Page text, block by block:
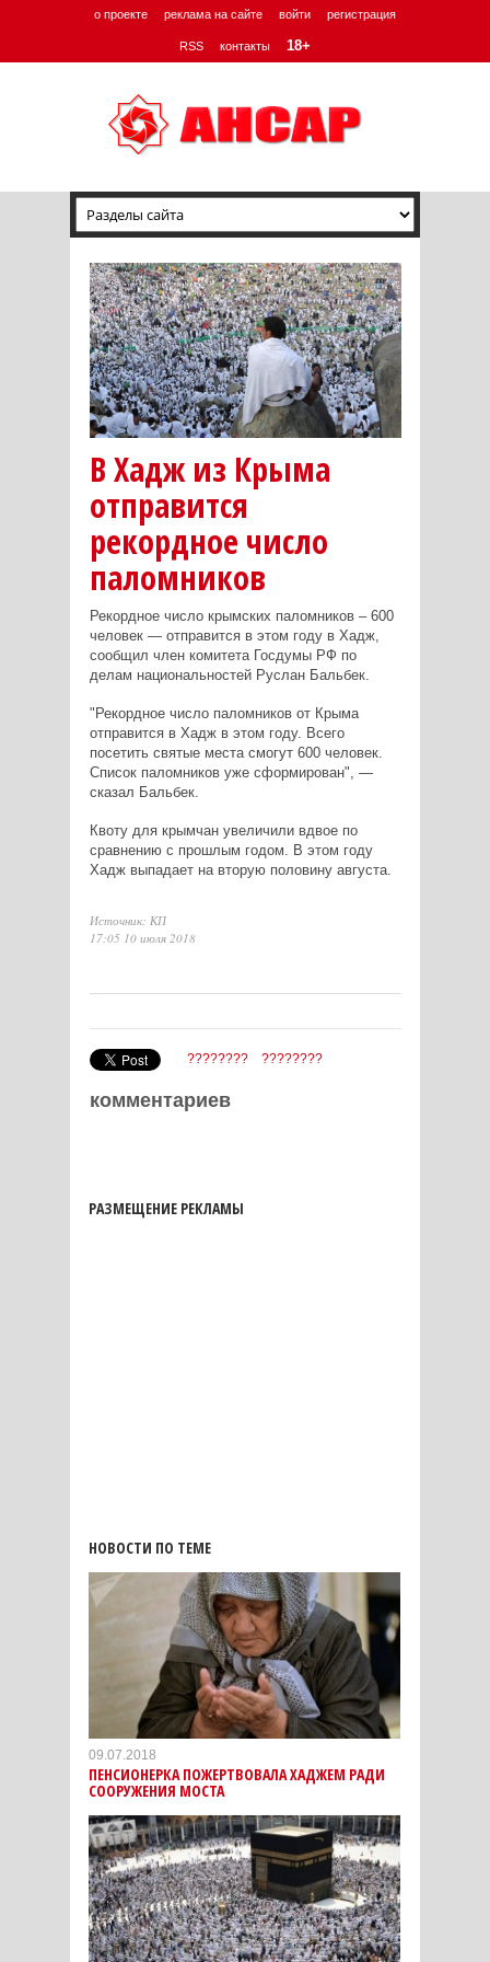
о проекте реклама на сайте войти регистрация
RSS контакты 18+
В Хадж из Крыма
отправится
рекордное число
паломников
Рекордное число крымских паломников – 600
человек — отправится в этом году в Хадж,
сообщил член комитета Госдумы РФ по
делам национальностей Руслан Бальбек.
"Рекордное число паломников от Крыма
отправится в Хадж в этом году. Всего
посетить святые места смогут 600 человек.
Список паломников уже сформирован", —
сказал Бальбек.
Квоту для крымчан увеличили вдвое по
сравнению с прошлым годом. В этом году
Хадж выпадает на вторую половину августа.
Источник: КП
17:05 10 июля 2018
???????? ????????
комментариев
РАЗМЕЩЕНИЕ РЕКЛАМЫ
НОВОСТИ ПО ТЕМЕ
09.07.2018
ПЕНСИОНЕРКА ПОЖЕРТВОВАЛА ХАДЖЕМ РАДИ
СООРУЖЕНИЯ МОСТА